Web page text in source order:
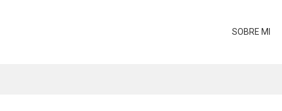
SOBRE MI